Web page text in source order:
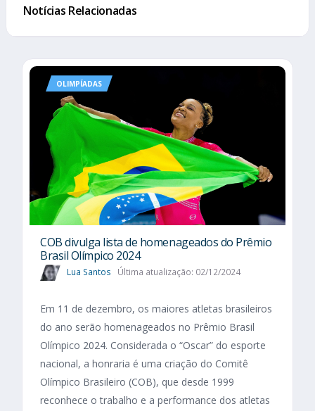
Notícias Relacionadas
OLIMPÍADAS
COB divulga lista de homenageados do Prêmio
Brasil Olímpico 2024
Lua Santos Última atualização: 02/12/2024
Em 11 de dezembro, os maiores atletas brasileiros
do ano serão homenageados no Prêmio Brasil
Olímpico 2024. Considerada o “Oscar” do esporte
nacional, a honraria é uma criação do Comitê
Olímpico Brasileiro (COB), que desde 1999
reconhece o trabalho e a performance dos atletas